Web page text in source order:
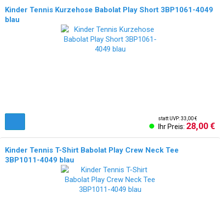
Kinder Tennis Kurzehose Babolat Play Short 3BP1061-4049
blau
statt UVP: 33,00 €
Ihr Preis: 28,00 €
Kinder Tennis T-Shirt Babolat Play Crew Neck Tee
3BP1011-4049 blau